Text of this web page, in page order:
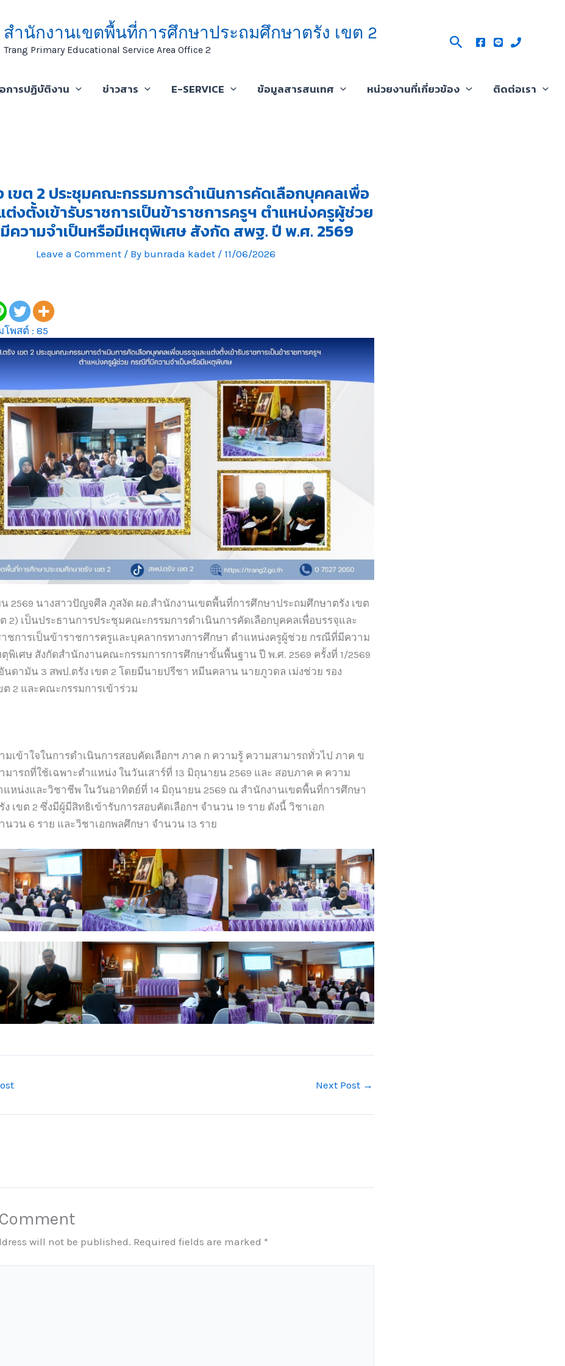
สำนักงานเขตพื้นที่การศึกษาประถมศึกษาตรัง เขต 2
Trang Primary Educational Service Area Office 2
Search
การปฏิบัติงาน ข่าวสาร E-SERVICE ข้อมูลสารสนเทศ หน่วยงานที่เกี่ยวข้อง ติดต่อเรา
ขต 2 ประชุมคณะกรรมการดำเนินการคัดเลือกบุคคลเพื่อ
ต่งตั้งเข้ารับราชการเป็นข้าราชการครูฯ ตำแหน่งครูผู้ช่วย
วามจำเป็นหรือมีเหตุพิเศษ สังกัด สพฐ. ปี พ.ศ. 2569
Leave a Comment / By bunrada kadet / 11/06/2026
พสต์ : 85
น 2569 นางสาวปัญจศีล ภูสงัด ผอ.สำนักงานเขตพื้นที่การศึกษาประถมศึกษาตรัง เขต
2) เป็นประธานการประชุมคณะกรรมการดำเนินการคัดเลือกบุคคลเพื่อบรรจุและ
าชการเป็นข้าราชการครูและบุคลากรทางการศึกษา ตำแหน่งครูผู้ช่วย กรณีที่มีความ
ตุพิเศษ สังกัดสำนักงานคณะกรรมการการศึกษาขั้นพื้นฐาน ปี พ.ศ. 2569 ครั้งที่ 1/2569
ดามัน 3 สพป.ตรัง เขต 2 โดยมีนายปรีชา หมีนคลาน นายภูวดล เม่งช่วย รอง
ต 2 และคณะกรรมการเข้าร่วม
มเข้าใจในการดำเนินการสอบคัดเลือกฯ ภาค ก ความรู้ ความสามารถทั่วไป ภาค ข
มารถที่ใช้เฉพาะตำแหน่ง ในวันเสาร์ที่ 13 มิถุนายน 2569 และ สอบภาค ค ความ
แหน่งและวิชาชีพ ในวันอาทิตย์ที่ 14 มิถุนายน 2569 ณ สำนักงานเขตพื้นที่การศึกษา
เขต 2 ซึ่งมีผู้มีสิทธิเข้ารับการสอบคัดเลือกฯ จำนวน 19 ราย ดังนี้ วิชาเอก
วน 6 ราย และวิชาเอกพลศึกษา จำนวน 13 ราย
Next Post →
will not be published. Required fields are marked *